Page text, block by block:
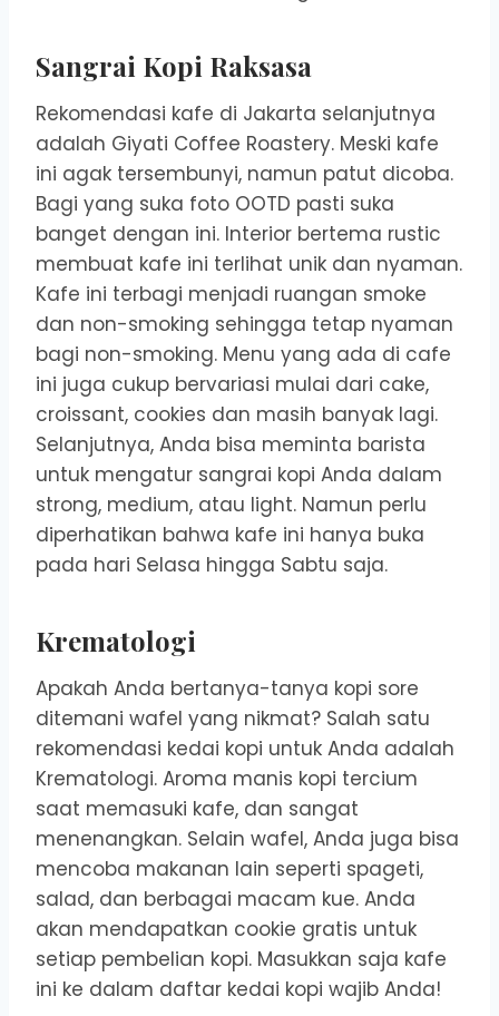
Sangrai Kopi Raksasa
Rekomendasi kafe di Jakarta selanjutnya
adalah Giyati Coffee Roastery. Meski kafe
ini agak tersembunyi, namun patut dicoba.
Bagi yang suka foto OOTD pasti suka
banget dengan ini. Interior bertema rustic
membuat kafe ini terlihat unik dan nyaman.
Kafe ini terbagi menjadi ruangan smoke
dan non-smoking sehingga tetap nyaman
bagi non-smoking. Menu yang ada di cafe
ini juga cukup bervariasi mulai dari cake,
croissant, cookies dan masih banyak lagi.
Selanjutnya, Anda bisa meminta barista
untuk mengatur sangrai kopi Anda dalam
strong, medium, atau light. Namun perlu
diperhatikan bahwa kafe ini hanya buka
pada hari Selasa hingga Sabtu saja.
Krematologi
Apakah Anda bertanya-tanya kopi sore
ditemani wafel yang nikmat? Salah satu
rekomendasi kedai kopi untuk Anda adalah
Krematologi. Aroma manis kopi tercium
saat memasuki kafe, dan sangat
menenangkan. Selain wafel, Anda juga bisa
mencoba makanan lain seperti spageti,
salad, dan berbagai macam kue. Anda
akan mendapatkan cookie gratis untuk
setiap pembelian kopi. Masukkan saja kafe
ini ke dalam daftar kedai kopi wajib Anda!